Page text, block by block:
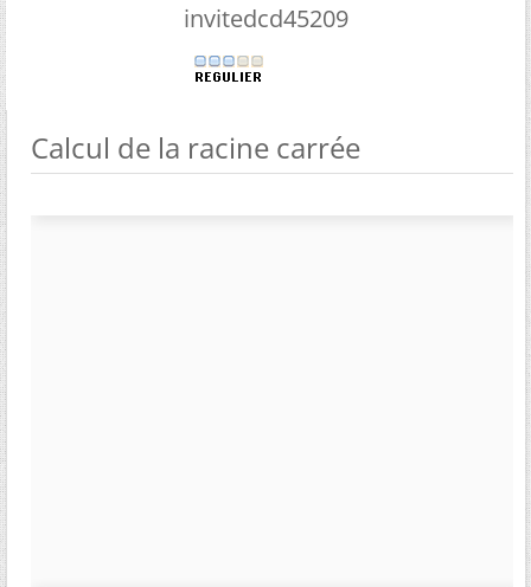
invitedcd45209
Calcul de la racine carrée